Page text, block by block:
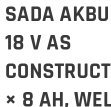
SADA
18 V AS
× 8 AH,